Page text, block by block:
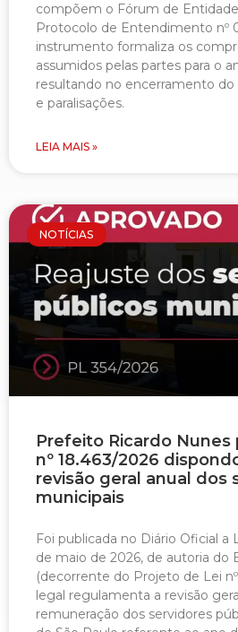
compõem o Fórum de
Protocolo de Entendimento nº
instrumento formaliza os
assumidos pelas partes para o
resultando no encerramento
e paralisações.
LEIA MAIS »
NOTÍCIAS
Prefeito Ricardo Nunes
nº 18.463/2026
revisão geral anual dos
municipais
Foi publicada no Diário Oficial a
de maio de 2026, de autoria do
(decorrente do Projeto de Lei
legal regulamenta a revisão
remuneração dos servidores